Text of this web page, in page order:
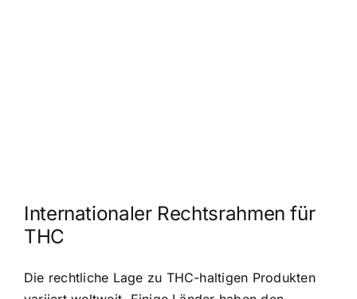
Internationaler Rechtsrahmen für
THC
Die rechtliche Lage zu THC-haltigen Produkten